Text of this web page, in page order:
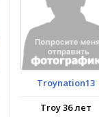
Troynation13
Troy 36 лет